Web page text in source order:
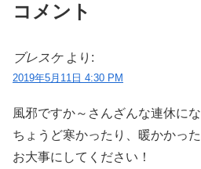
コメント
ブレスケ より:
2019年5月11日 4:30 PM
風邪ですか～さんざんな連休に
ちょうど寒かったり、暖かかっ
お大事にしてください！